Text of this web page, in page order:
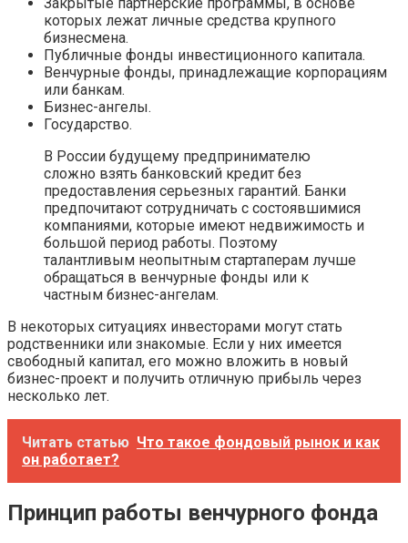
которых лежат личные средства крупного
бизнесмена.
Публичные фонды инвестиционного капитала.
Венчурные фонды, принадлежащие корпорациям
или банкам.
Бизнес-ангелы.
Государство.
В России будущему предпринимателю
сложно взять банковский кредит без
предоставления серьезных гарантий. Банки
предпочитают сотрудничать с состоявшимися
компаниями, которые имеют недвижимость и
большой период работы. Поэтому
талантливым неопытным стартаперам лучше
обращаться в венчурные фонды или к
частным бизнес-ангелам.
В некоторых ситуациях инвесторами могут стать
родственники или знакомые. Если у них имеется
свободный капитал, его можно вложить в новый
бизнес-проект и получить отличную прибыль через
несколько лет.
Читать статью Что такое фондовый рынок и как
он работает?
Принцип работы венчурного фонда